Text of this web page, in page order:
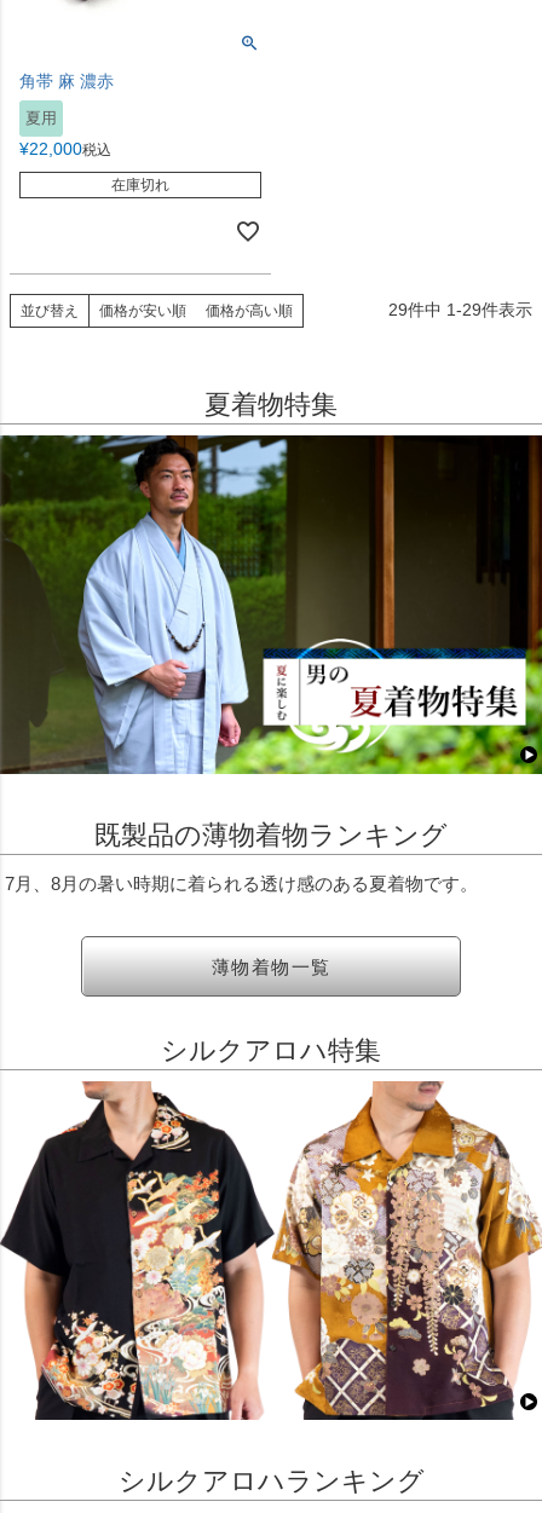
角帯 麻 濃赤
夏用
¥22,000税込
在庫切れ
並び替え 価格が安い順 価格が高い順 29件中 1-29件表示
夏着物特集
既製品の薄物着物ランキング
7月、8月の暑い時期に着られる透け感のある夏着物です。
薄物着物一覧
シルクアロハ特集
シルクアロハランキング